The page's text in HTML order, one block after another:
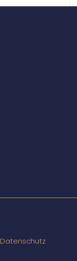
Datenschutz